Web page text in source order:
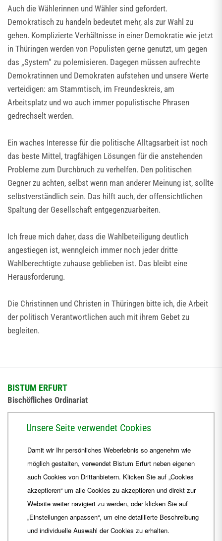
Auch die Wählerinnen und Wähler sind gefordert.
Demokratisch zu handeln bedeutet mehr, als zur Wahl zu
gehen. Komplizierte Verhältnisse in einer Demokratie wie jetzt
in Thüringen werden von Populisten gerne genutzt, um gegen
das „System“ zu polemisieren. Dagegen müssen aufrechte
Demokratinnen und Demokraten aufstehen und unsere Werte
verteidigen: am Stammtisch, im Freundeskreis, am
Arbeitsplatz und wo auch immer populistische Phrasen
gedrechselt werden.
Ein waches Interesse für die politische Alltagsarbeit ist noch
das beste Mittel, tragfähigen Lösungen für die anstehenden
Probleme zum Durchbruch zu verhelfen. Den politischen
Gegner zu achten, selbst wenn man anderer Meinung ist, sollte
selbstverständlich sein. Das hilft auch, der offensichtlichen
Spaltung der Gesellschaft entgegenzuarbeiten.
Ich freue mich daher, dass die Wahlbeteiligung deutlich
angestiegen ist, wenngleich immer noch jeder dritte
Wahlberechtigte zuhause geblieben ist. Das bleibt eine
Herausforderung.
Die Christinnen und Christen in Thüringen bitte ich, die Arbeit
der politisch Verantwortlichen auch mit ihrem Gebet zu
begleiten.
BISTUM ERFURT
Bischöfliches Ordinariat
+49 361 6572-444
ordinariat Bistum-Erfurt.de
Unsere Seite verwendet Cookies
Damit wir Ihr persönliches Weberlebnis so angenehm wie
möglich gestalten, verwendet Bistum Erfurt neben eigenen
auch Cookies von Drittanbietern. Klicken Sie auf „Cookies
akzeptieren“ um alle Cookies zu akzeptieren und direkt zur
Website weiter navigiert zu werden, oder klicken Sie auf
„Einstellungen anpassen“, um eine detaillierte Beschreibung
und individuelle Auswahl der Cookies zu erhalten.